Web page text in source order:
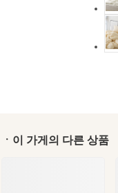
ㆍ이 가게의 다른 상품